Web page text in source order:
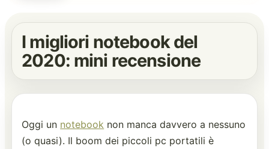
I migliori notebook del
2020: mini recensione
Oggi un notebook non manca davvero a nessuno
(o quasi). Il boom dei piccoli pc portatili è